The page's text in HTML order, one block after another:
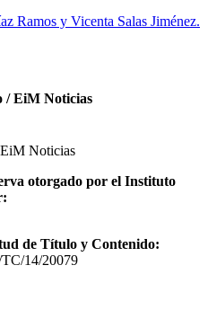
Ramos y Vicenta Salas Jiménez.
/ EiM Noticias
Noticias
otorgado por el Instituto
de Título y Contenido:
14/20079